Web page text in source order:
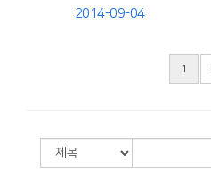
2014-09-04
1